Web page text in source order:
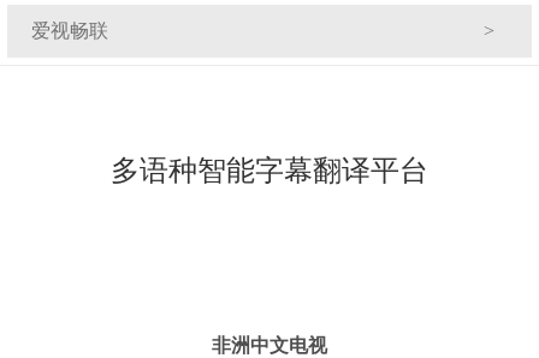
爱视畅联
多语种智能字幕翻译平台
非洲中文电视